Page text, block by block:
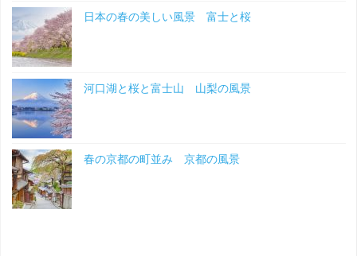
日本の春の美しい風景 富士と桜
河口湖と桜と富士山 山梨の風景
春の京都の町並み 京都の風景